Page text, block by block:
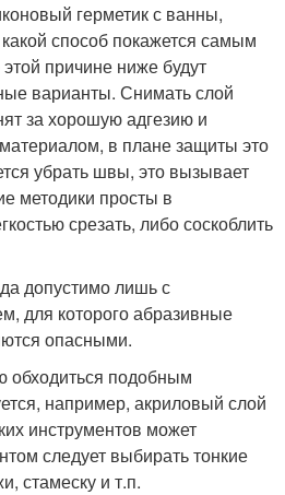
герметик с ванны,
способ покажется самым
причине ниже будут
варианты. Снимать слой
за хорошую адгезию и
в плане защиты это
убрать швы, это вызывает
методики просты в
срезать, либо соскоблить
допустимо лишь с
для которого абразивные
опасными.
обходиться подобным
например, акриловый слой
инструментов может
следует выбирать тонкие
стамеску и т.п.